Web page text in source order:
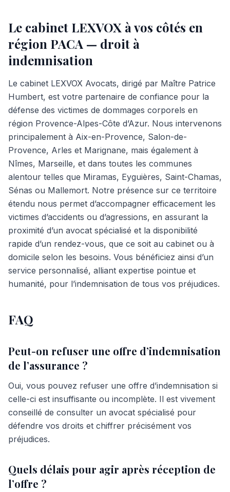
Le cabinet LEXVOX à vos côtés en
région PACA — droit à
indemnisation
Le cabinet LEXVOX Avocats, dirigé par Maître Patrice
Humbert, est votre partenaire de confiance pour la
défense des victimes de dommages corporels en
région Provence-Alpes-Côte d’Azur. Nous intervenons
principalement à Aix-en-Provence, Salon-de-
Provence, Arles et Marignane, mais également à
Nîmes, Marseille, et dans toutes les communes
alentour telles que Miramas, Eyguières, Saint-Chamas,
Sénas ou Mallemort. Notre présence sur ce territoire
étendu nous permet d’accompagner efficacement les
victimes d’accidents ou d’agressions, en assurant la
proximité d’un avocat spécialisé et la disponibilité
rapide d’un rendez-vous, que ce soit au cabinet ou à
domicile selon les besoins. Vous bénéficiez ainsi d’un
service personnalisé, alliant expertise pointue et
humanité, pour l’indemnisation de tous vos préjudices.
FAQ
Peut-on refuser une offre d’indemnisation
de l’assurance ?
Oui, vous pouvez refuser une offre d’indemnisation si
celle-ci est insuffisante ou incomplète. Il est vivement
conseillé de consulter un avocat spécialisé pour
défendre vos droits et chiffrer précisément vos
préjudices.
Quels délais pour agir après réception de
l’offre ?